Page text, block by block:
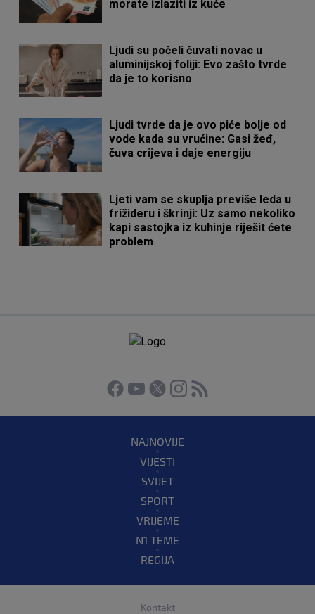
morate izlaziti iz kuće
Ljudi su počeli čuvati novac u
aluminijskoj foliji: Evo zašto tvrde
da je to korisno
Ljudi tvrde da je ovo piće bolje od
vode kada su vrućine: Gasi žeđ,
čuva crijeva i daje energiju
Ljeti vam se skuplja previše leda u
frižideru i škrinji: Uz samo nekoliko
kapi sastojka iz kuhinje riješit ćete
problem
NAJNOVIJE
VIJESTI
SVIJET
SPORT
VRIJEME
N1 TEME
REGIJA
Kontakt